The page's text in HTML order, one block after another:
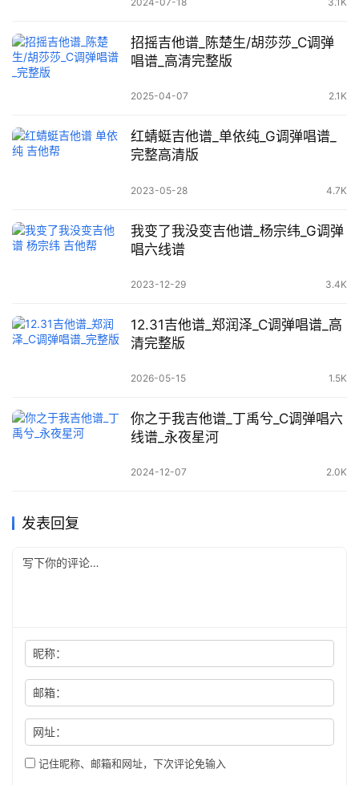
招摇吉他谱_陈楚生/胡莎莎_C调弹
唱谱_高清完整版
2025-04-07 2.1K
红蜻蜓吉他谱_单依纯_G调弹唱谱_
完整高清版
2023-05-28 4.7K
我变了我没变吉他谱_杨宗纬_G调弹
唱六线谱
2023-12-29 3.4K
12.31吉他谱_郑润泽_C调弹唱谱_高
清完整版
2026-05-15 1.5K
你之于我吉他谱_丁禹兮_C调弹唱六
线谱_永夜星河
2024-12-07 2.0K
发表回复
昵称：
邮箱：
网址：
记住昵称、邮箱和网址，下次评论免输入